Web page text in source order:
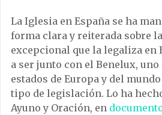
La Iglesia en España se ha
forma clara y reiterada sobre
excepcional que la legaliza en
a ser junto con el Benelux, uno
estados de Europa y del
tipo de legislación. Lo ha
Ayuno y Oración, en